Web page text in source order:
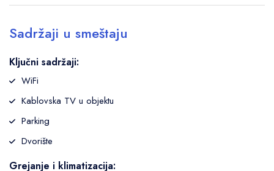
Sadržaji u smeštaju
Ključni sadržaji:
WiFi
Kablovska TV u objektu
Parking
Dvorište
Grejanje i klimatizacija: